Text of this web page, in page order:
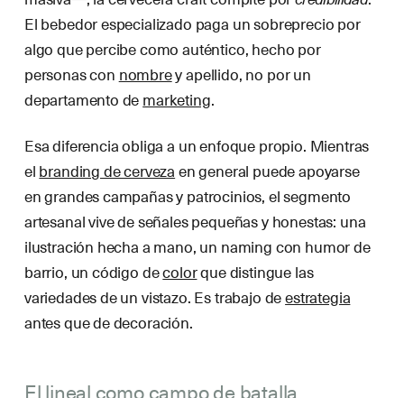
El bebedor especializado paga un sobreprecio por
algo que percibe como auténtico, hecho por
personas con nombrey apellido, no por un
departamento demarketing.
Esa diferencia obliga a un enfoque propio. Mientras
elbranding de cervezaen general puede apoyarse
en grandes campañas y patrocinios, el segmento
artesanal vive de señales pequeñas y honestas: una
ilustración hecha a mano, un naming con humor de
barrio, un código decolorque distingue las
variedades de un vistazo. Es trabajo deestrategia
antes que de decoración.
El lineal como campo de batalla